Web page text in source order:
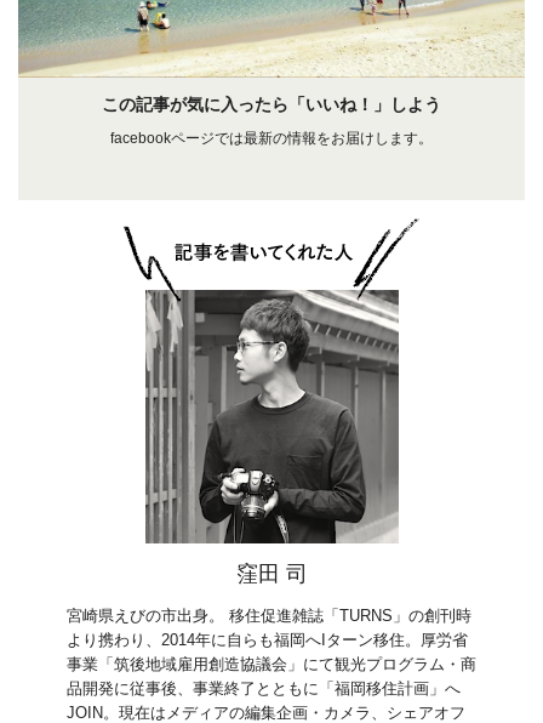
この記事が気に入ったら「いいね！」しよう
facebookページでは最新の情報をお届けします。
窪田 司
宮崎県えびの市出身。 移住促進雑誌「TURNS」の創刊時
より携わり、2014年に自らも福岡へIターン移住。厚労省
事業「筑後地域雇用創造協議会」にて観光プログラム・商
品開発に従事後、事業終了とともに「福岡移住計画」へ
JOIN。現在はメディアの編集企画・カメラ、シェアオフ